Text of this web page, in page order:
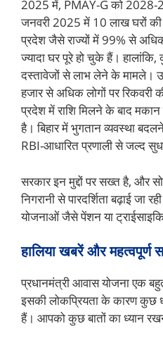
2025 में, PMAY-G को 2028-
जनवरी 2025 में 10 लाख घरों की
प्रदेश जैसे राज्यों में 99% से
ज्यादा घर पूरे हो चुके हैं।
दस्तावेजों से लाभ लेने के मामले।
हजार से अधिक लोगों पर रिकवरी
प्रदेश में राशि मिलने के बाद मकान
है। बिहार में भुगतान व्यवस्था
RBI-आधारित प्रणाली से जल्द
सरकार इन मुद्दों पर सख्त है, और
निगरानी से पारदर्शिता बढ़ाई जा
योजनाओं जैसे पेंशन या
हालिया खबरें और महत्वपूर्ण
प्रधानमंत्री आवास योजना एक
इसकी लोकप्रियता के कारण कुछ
हैं। आपको कुछ बातों का ध्यान